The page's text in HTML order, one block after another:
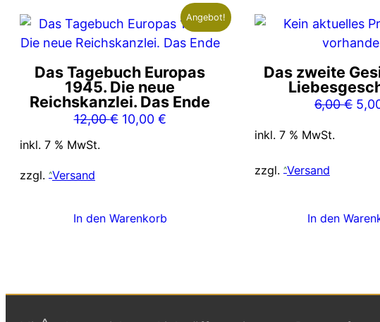
Angebot!
Das Tagebuch Europas
1945. Die neue
Reichskanzlei. Das Ende
12,00€ Ursprünglicher
10,00 €Aktueller
inkl. 7 % MwSt.
zzgl. Versand
In den Warenkorb
Das zweite
6,00€
inkl. 7 % MwSt.
zzgl. Versand
In den